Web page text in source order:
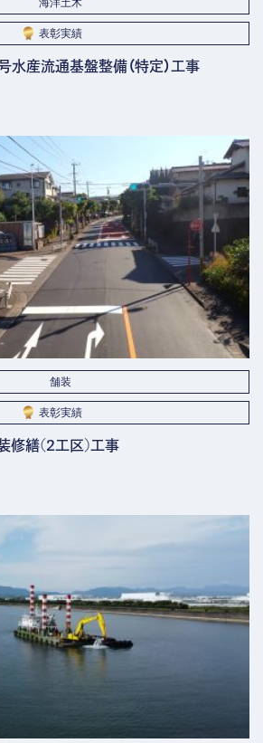
海洋土木
表彰実績
産流通基盤整備（特定）工事
舗装
表彰実績
修繕(2工区)工事